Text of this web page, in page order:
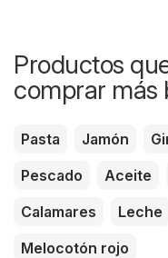
Productos
comprar más
Pasta Jamón
Pescado
Aceite
Calamares
Leche
Melocotón rojo